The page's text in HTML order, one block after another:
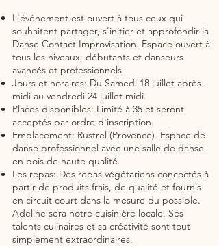
L'événement est ouvert à tous ceux qui
souhaitent partager, s'initier et approfondir la
Danse Contact Improvisation. Espace ouvert à
tous les niveaux, débutants et danseurs
avancés et professionnels.
Jours et horaires: Du Samedi 18 juillet après-
midi au vendredi 24 juillet midi.
Places disponibles: Limité à 35 et seront
acceptés par ordre d'inscription.
Emplacement: Rustrel (Provence). Espace de
danse professionnel avec une salle de danse
en bois de haute qualité.
Les repas: Des repas végétariens concoctés à
partir de produits frais, de qualité et fournis
en circuit court dans la mesure du possible.
Adeline sera notre cuisinière locale. Ses
talents culinaires et sa créativité sont tout
simplement extraordinaires.